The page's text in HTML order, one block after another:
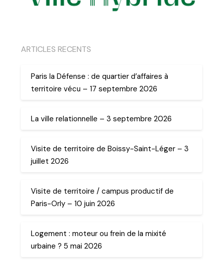
ARTICLES RECENTS
Paris la Défense : de quartier d’affaires à
territoire vécu – 17 septembre 2026
La ville relationnelle – 3 septembre 2026
Visite de territoire de Boissy-Saint-Léger – 3
juillet 2026
Visite de territoire / campus productif de
Paris-Orly – 10 juin 2026
Logement : moteur ou frein de la mixité
urbaine ? 5 mai 2026